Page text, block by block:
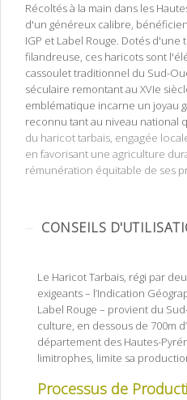
Récoltés à la main dans les
d'un généreux calibre,
IGP et Label Rouge. Dotés
filandreuse, ces haricots sont
cassoulet traditionnel du Sud-
séculaire remontant au XVIe
emblématique incarne un joyau
reconnu tant au niveau national
du haricot tarbais, engagée
en favorisant une agriculture
rémunération équitable de ses
CONSEILS
Le Haricot Tarbais, régi par
exigeants – l’Indication
Label Rouge – provient du
culture, en dessous de 700m
département des Hautes-
limitrophes, limite sa
Processus de